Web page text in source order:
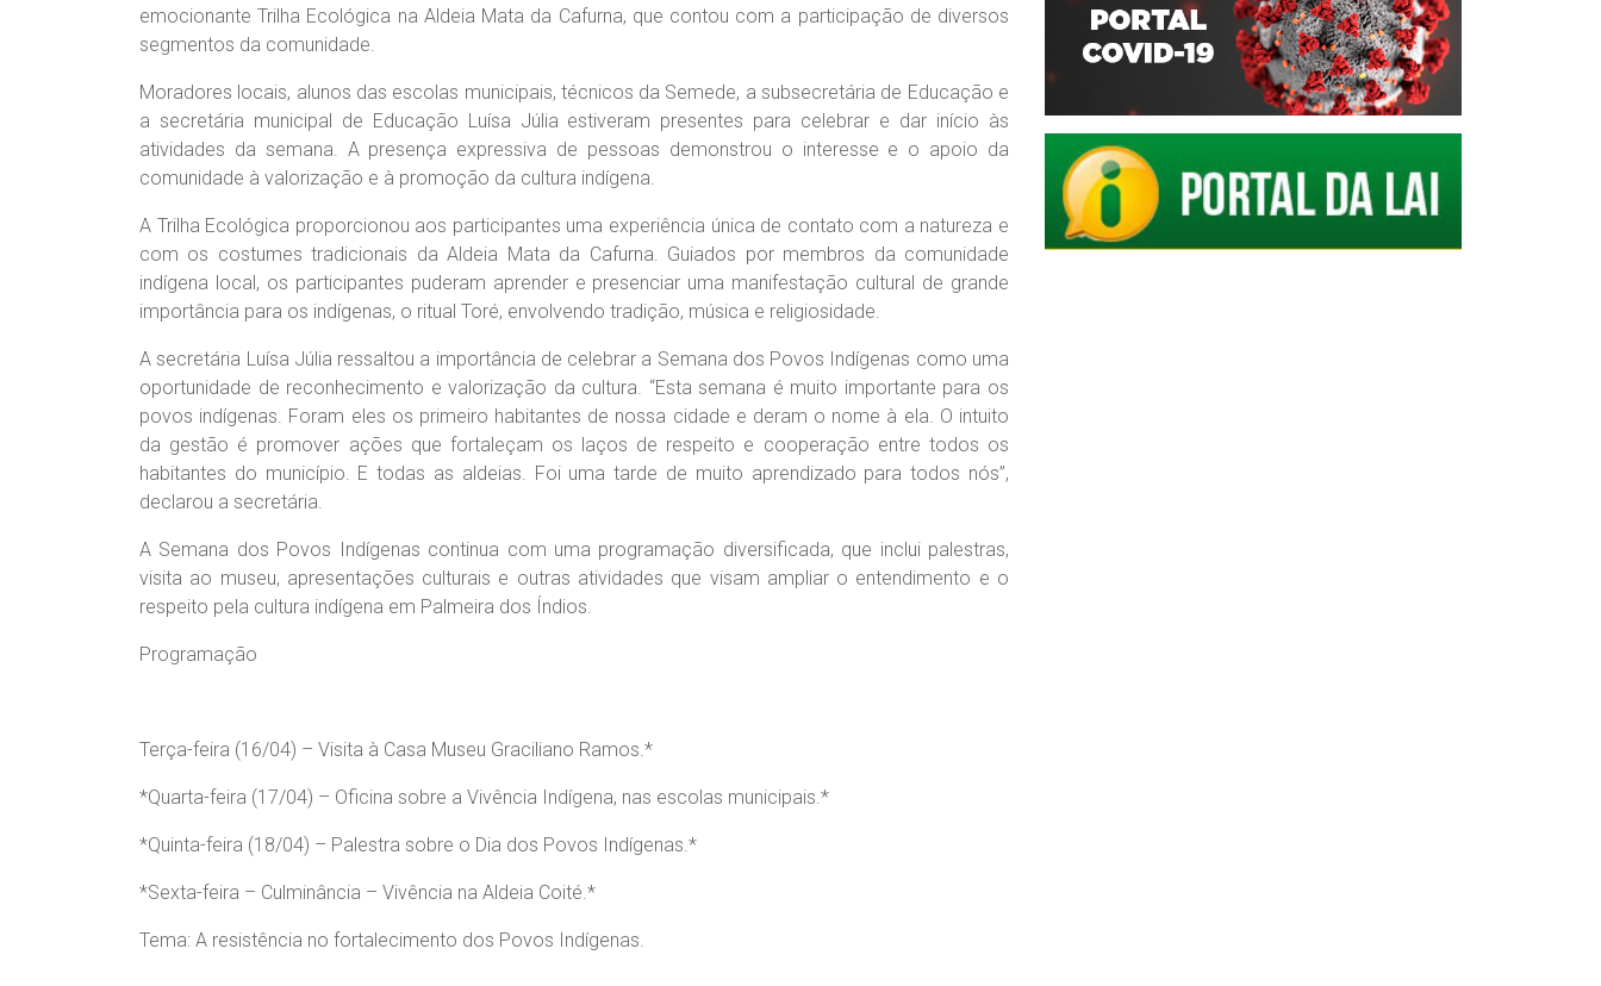
emocionante Trilha Ecológica na Aldeia Mata da Cafurna, que contou com a participação de diversos
segmentos da comunidade.
Moradores locais, alunos das escolas municipais, técnicos da Semede, a subsecretária de Educação e
a secretária municipal de Educação Luísa Júlia estiveram presentes para celebrar e dar início às
atividades da semana. A presença expressiva de pessoas demonstrou o interesse e o apoio da
comunidade à valorização e à promoção da cultura indígena.
A Trilha Ecológica proporcionou aos participantes uma experiência única de contato com a natureza e
com os costumes tradicionais da Aldeia Mata da Cafurna. Guiados por membros da comunidade
indígena local, os participantes puderam aprender e presenciar uma manifestação cultural de grande
importância para os indígenas, o ritual Toré, envolvendo tradição, música e religiosidade.
A secretária Luísa Júlia ressaltou a importância de celebrar a Semana dos Povos Indígenas como uma
oportunidade de reconhecimento e valorização da cultura. “Esta semana é muito importante para os
povos indígenas. Foram eles os primeiro habitantes de nossa cidade e deram o nome à ela. O intuito
da gestão é promover ações que fortaleçam os laços de respeito e cooperação entre todos os
habitantes do município. E todas as aldeias. Foi uma tarde de muito aprendizado para todos nós”,
declarou a secretária.
A Semana dos Povos Indígenas continua com uma programação diversificada, que inclui palestras,
visita ao museu, apresentações culturais e outras atividades que visam ampliar o entendimento e o
respeito pela cultura indígena em Palmeira dos Índios.
Programação
Terça-feira (16/04) – Visita à Casa Museu Graciliano Ramos.*
*Quarta-feira (17/04) – Oficina sobre a Vivência Indígena, nas escolas municipais.*
*Quinta-feira (18/04) – Palestra sobre o Dia dos Povos Indígenas.*
*Sexta-feira – Culminância – Vivência na Aldeia Coité.*
Tema: A resistência no fortalecimento dos Povos Indígenas.